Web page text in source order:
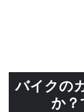
バイクの
か？